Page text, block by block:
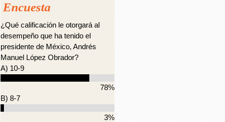
Encuesta
¿Qué calificación le otorgará al
desempeño que ha tenido el
presidente de México, Andrés
Manuel López Obrador?
A) 10-9
78%
B) 8-7
3%